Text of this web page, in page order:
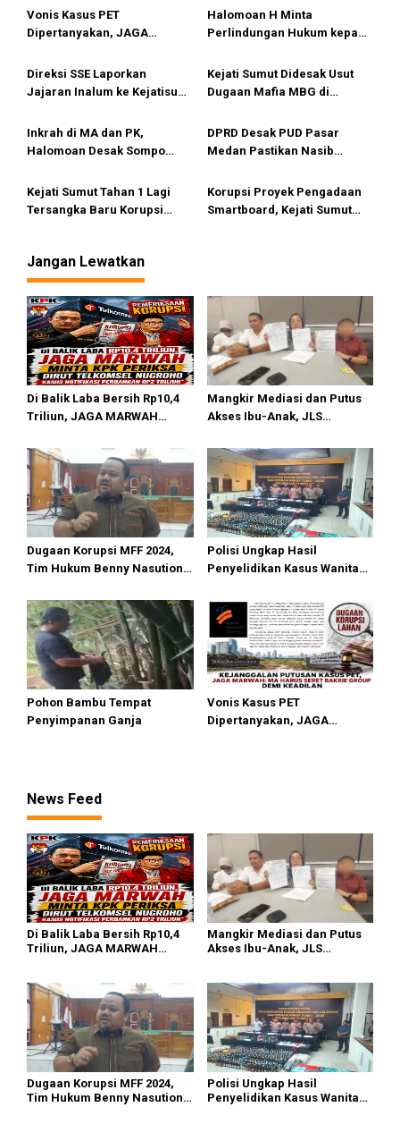
s
i
o
Vonis Kasus PET
Dipertanyakan, JAGA
Peran Bakrie Group
Halomoan H Minta
Perlindungan Hukum kepada
Institusi Negara
Direksi SSE Laporkan
Jajaran Inalum ke Kejatisu
Pengadaan Barang dan
Rekayasa Tender
Kejati Sumut Didesak Usut
Dugaan Mafia MBG di
Serahkan Sejumlah Bukti
Inkrah di MA dan PK,
Halomoan Desak Sompo
Tertunda 8 Tahun
DPRD Desak PUD Pasar
Medan Pastikan Nasib
Kejati Sumut Tahan 1 Lagi
Tersangka Baru Korupsi
Korupsi Proyek Pengadaan
Smartboard, Kejati Sumut
Jangan Lewatkan
Di Balik Laba Bersih Rp10,4
Triliun, JAGA MARWAH
Telkomsel Nugroho Terkait
Dugaan Kasus Notifikasi
Perbankan
Mangkir Mediasi dan Putus
Akses Ibu-Anak, JLS
Langgar UU Perlindungan
Anak
Dugaan Korupsi MFF 2024,
Tim Hukum Benny Nasution:
Memaksakan
Polisi Ungkap Hasil
Penyelidikan Kasus Wanita
Komplek Bumi Asri Medan
Pohon Bambu Tempat
Penyimpanan Ganja
Vonis Kasus PET
Dipertanyakan, JAGA
News Feed
Di Balik Laba Bersih Rp10,4
Triliun, JAGA MARWAH
Dugaan Kasus Notifikasi
Perbankan
Mangkir Mediasi dan Putus
Akses Ibu-Anak, JLS
Anak
Dugaan Korupsi MFF 2024,
Tim Hukum Benny Nasution:
Polisi Ungkap Hasil
Penyelidikan Kasus Wanita